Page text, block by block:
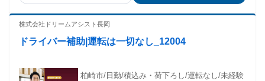
株式会社ドリームアシスト長岡
ドライバー補助|運転は一切なし_12004
柏崎市/日勤/積込み・荷下ろし/運転なし/未経験